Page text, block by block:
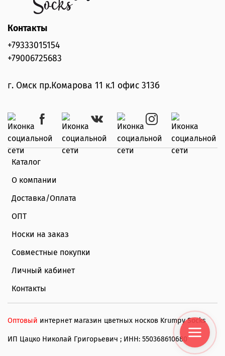
Каталог
О компании
Доставка/Оплата
ОПТ
Носки на заказ
Совместные покупки
Личный кабинет
Контакты
Контакты
+79333015154
+79006725683
г. Омск пр.Комарова 11 к.1 офис 313б
Оптовый интернет магазин цветных носков Krumpy Socks
ИП Цацко Николай Григорьевич ; ИНН: 550368610680